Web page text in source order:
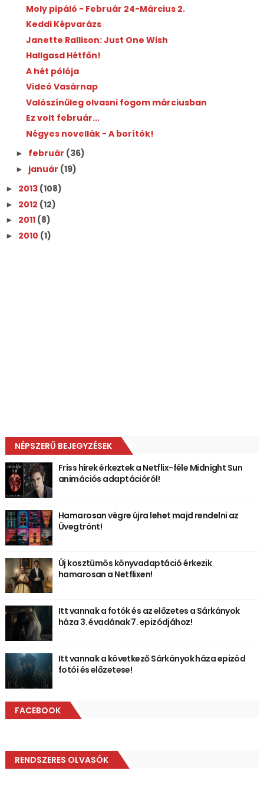
Moly pipáló - Február 24-Március 2.
Keddi Képvarázs
Janette Rallison: Just One Wish
Hallgasd Hétfőn!
A hét pólója
Videó Vasárnap
Valószínűleg olvasni fogom márciusban
Ez volt február...
Négyes novellák - A borítók!
► február (36)
► január (19)
► 2013 (108)
► 2012 (12)
► 2011 (8)
► 2010 (1)
NÉPSZERŰ BEJEGYZÉSEK
Friss hírek érkeztek a Netflix-féle Midnight Sun
animációs adaptációról!
Hamarosan végre újra lehet majd rendelni az
Üvegtrónt!
Új kosztümös könyvadaptáció érkezik
hamarosan a Netflixen!
Itt vannak a fotók és az előzetes a Sárkányok
háza 3. évadának 7. epizódjához!
Itt vannak a következő Sárkányok háza epizód
fotói és előzetese!
FACEBOOK
RENDSZERES OLVASÓK